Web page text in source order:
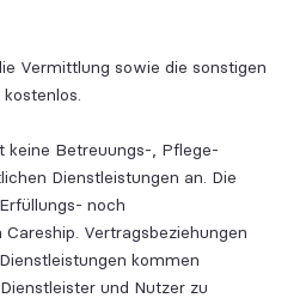
Vermittlung sowie die sonstigen
keine Betreuungs-, Pflege-
Dienstleistungen an. Die
noch
Vertragsbeziehungen
kommen
und Nutzer zu